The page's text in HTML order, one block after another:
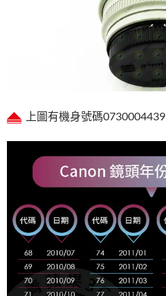
上圖有機身號碼0730004439